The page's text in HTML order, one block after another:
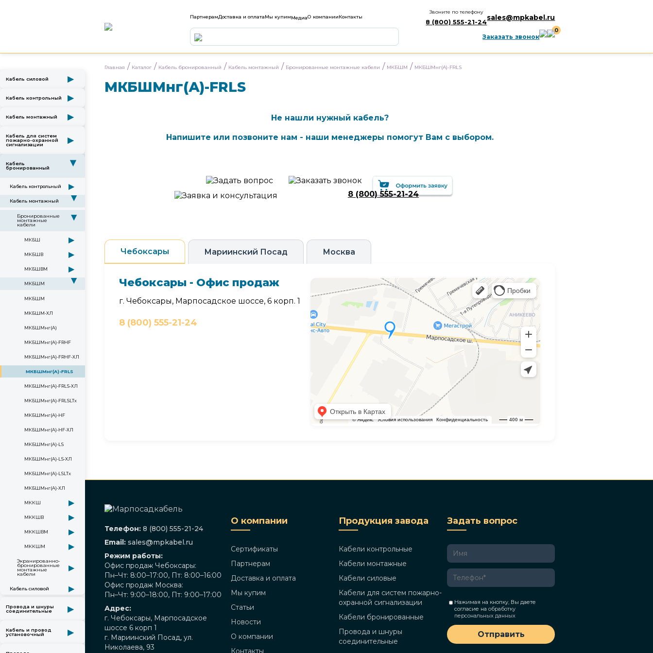
ПартнерамДоставка и оплатаМы купимМедиаО компанииКонтакты
Звоните по телефону
8 (800) 555-21-24
sales@mpkabel.ru
Заказать звонок
0
Главная / Каталог / Кабель бронированный / Кабель монтажный / Бронированные монтажные кабели / МКБШМ / МКБШМнг(А)-FRLS
МКБШМнг(А)-FRLS
Не нашли нужный кабель?
Напишите или позвоните нам - наши менеджеры помогут Вам с выбором.
8 (800) 555-21-24
Чебоксары Мариинский Посад Москва
Чебоксары - Офис продаж
г. Чебоксары, Марпосадское шоссе, 6 корп. 1
8 (800) 555-21-24
Телефон: 8 (800) 555-21-24
Email: sales@mpkabel.ru
Режим работы:
Офис продаж Чебоксары:
Пн–Чт: 8:00–17:00, Пт: 8:00–16:00
Офис продаж Москва:
Пн–Чт: 9:00–18:00, Пт: 9:00–17:00
Адрес:
г. Чебоксары, Марпосадское
шоссе 6 корп 1
г. Мариинский Посад, ул.
Николаева, 93
О компании
Сертификаты
Партнерам
Доставка и оплата
Мы купим
Статьи
Новости
О компании
Контакты
Продукция завода
Кабели контрольные
Кабели монтажные
Кабели силовые
Кабели для систем пожарно-
охранной сигнализации
Кабели бронированные
Провода и шнуры
соединительные
Задать вопрос
Нажимая на кнопку, Вы даете
согласие на обработку
персональных данных
Отправить
Кабель силовой ▶
Кабель контрольный ▶
Кабель монтажный ▶
Кабель для систем
пожарно-охранной
сигнализации
▶
Кабель
бронированный
▶
Кабель контрольный ▶
Кабель монтажный ▶
Бронированные
монтажные
кабели
▶
МКБШ ▶
МКБШВ ▶
МКБШВМ ▶
МКБШМ ▶
МКБШМ
МКБШМ-ХЛ
МКБШМнг(А)
МКБШМнг(А)-FRHF
МКБШМнг(А)-FRHF-ХЛ
МКБШМнг(А)-FRLS
МКБШМнг(А)-FRLS-ХЛ
МКБШМнг(А)-FRLSLTx
МКБШМнг(А)-HF
МКБШМнг(А)-HF-ХЛ
МКБШМнг(А)-LS
МКБШМнг(А)-LS-ХЛ
МКБШМнг(А)-LSLTx
МКБШМнг(А)-ХЛ
МККШ ▶
МККШВ ▶
МККШВМ ▶
МККШМ ▶
Экранированно-
бронированные
монтажные
кабели
▶
Кабель силовой ▶
Провода и шнуры
соединительные
▶
Кабель и провод
установочный
▶